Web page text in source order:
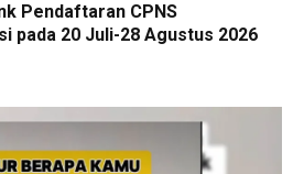
Pendaftaran CPNS
pada 20 Juli-28 Agustus 2026